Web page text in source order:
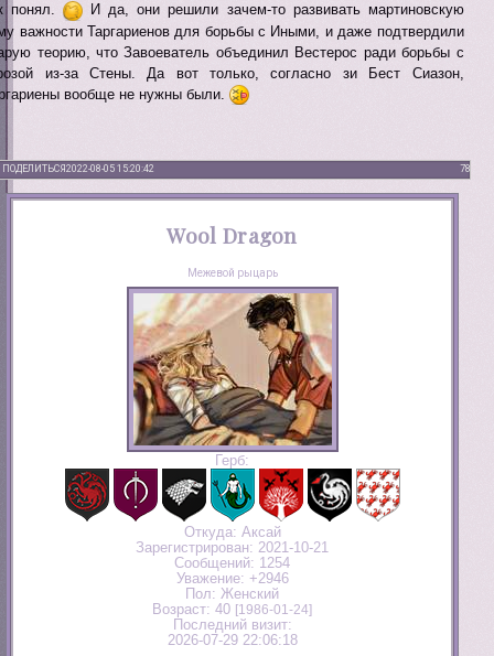
понял.
И да, они решили зачем-то развивать мартиновскую
важности Таргариенов для борьбы с Иными, и даже подтвердили
теорию, что Завоеватель объединил Вестерос ради борьбы с
из-за Стены. Да вот только, согласно зи Бест Сиазон,
вообще не нужны были.
ПОДЕЛИТЬСЯ 78
2022-08-05 15:20:42
Wool Dragon
Межевой рыцарь
Герб:
Откуда: Аксай
Зарегистрирован: 2021-10-21
Сообщений: 1254
Уважение: +2946
Пол: Женский
Возраст: 40 [1986-01-24]
Последний визит:
2026-07-29 22:06:18